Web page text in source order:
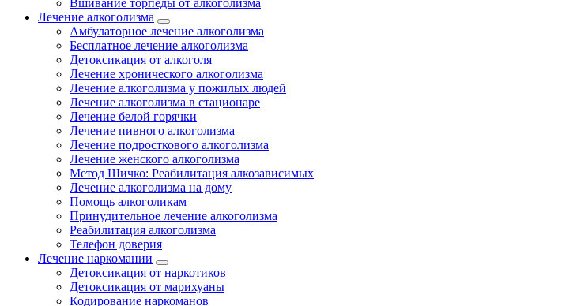
Вшивание торпеды от алкоголизма
Лечение алкоголизма
Амбулаторное лечение алкоголизма
Бесплатное лечение алкоголизма
Детоксикация от алкоголя
Лечение хронического алкоголизма
Лечение алкоголизма у пожилых людей
Лечение алкоголизма в стационаре
Лечение белой горячки
Лечение пивного алкоголизма
Лечение подросткового алкоголизма
Лечение женского алкоголизма
Метод Шичко: Реабилитация алкозависимых
Лечение алкоголизма на дому
Помощь алкоголикам
Принудительное лечение алкоголизма
Реабилитация алкоголизма
Телефон доверия
Лечение наркомании
Детоксикация от наркотиков
Детоксикация от марихуаны
Кодирование наркоманов